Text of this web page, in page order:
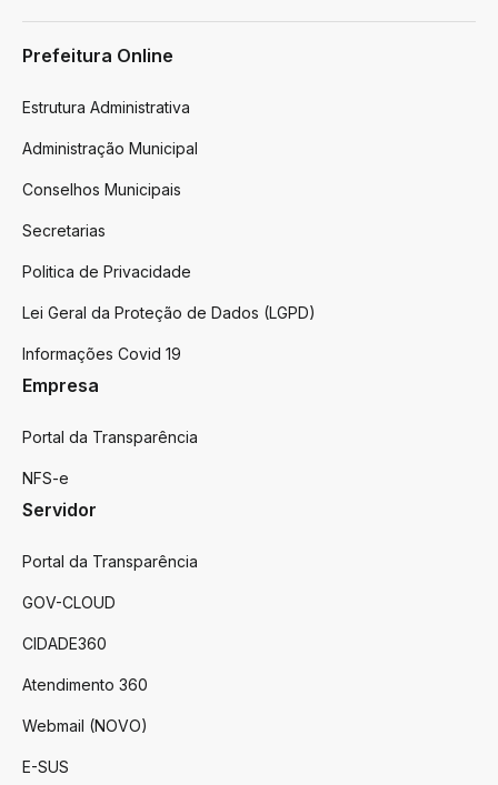
Prefeitura Online
Estrutura Administrativa
Administração Municipal
Conselhos Municipais
Secretarias
Politica de Privacidade
Lei Geral da Proteção de Dados (LGPD)
Informações Covid 19
Empresa
Portal da Transparência
NFS-e
Servidor
Portal da Transparência
GOV-CLOUD
CIDADE360
Atendimento 360
Webmail (NOVO)
E-SUS